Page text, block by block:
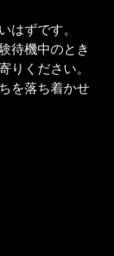
はずです。
待機中のとき
りください。
を落ち着かせ